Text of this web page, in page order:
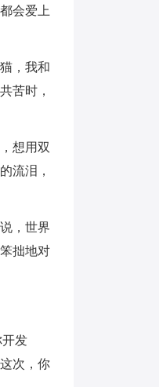
会爱上
，我和
苦时，
想用双
流泪，
，世界
拙地对
发
次，你